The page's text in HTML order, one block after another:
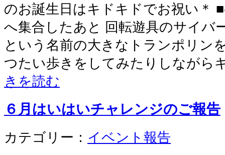
のお誕生日はキドキドでお祝い＊
へ集合したあと 回転遊具のサイバ
という名前の大きなトランポリン
つたい歩きをしてみたりしながら
きを読む
６月はいはいチャレンジのご報告
カテゴリー： イベント報告